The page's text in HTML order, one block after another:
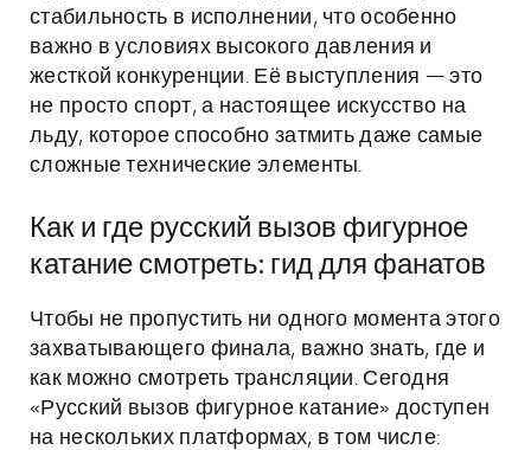
стабильность в исполнении, что особенно
важно в условиях высокого давления и
жесткой конкуренции. Её выступления — это
не просто спорт, а настоящее искусство на
льду, которое способно затмить даже самые
сложные технические элементы.
Как и где русский вызов фигурное
катание смотреть: гид для фанатов
Чтобы не пропустить ни одного момента этого
захватывающего финала, важно знать, где и
как можно смотреть трансляции. Сегодня
«Русский вызов фигурное катание» доступен
на нескольких платформах, в том числе: